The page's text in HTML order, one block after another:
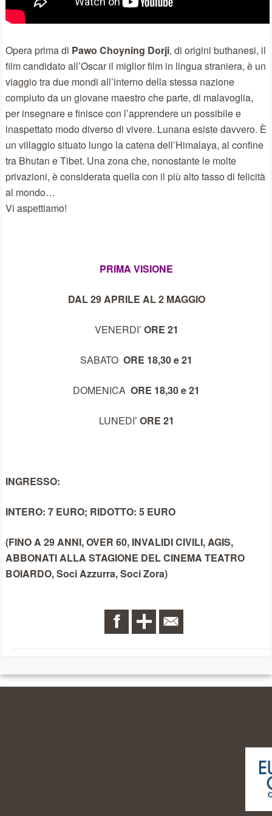
Opera prima di Pawo Choyning Dorji, di origini buthanesi, il
film candidato all’Oscar il miglior film in lingua straniera, è un
viaggio tra due mondi all’interno della stessa nazione
compiuto da un giovane maestro che parte, di malavoglia,
per insegnare e finisce con l’apprendere un possibile e
inaspettato modo diverso di vivere. Lunana esiste davvero. È
un villaggio situato lungo la catena dell’Himalaya, al confine
tra Bhutan e Tibet. Una zona che, nonostante le molte
privazioni, è considerata quella con il più alto tasso di felicità
al mondo…
Vi aspettiamo!
PRIMA VISIONE
DAL 29 APRILE AL 2 MAGGIO
VENERDI’ ORE 21
SABATOORE 18,30 e 21
DOMENICAORE 18,30 e 21
LUNEDI’ ORE 21
INGRESSO:
INTERO: 7 EURO; RIDOTTO: 5 EURO
(FINO A 29 ANNI, OVER 60, INVALIDI CIVILI, AGIS,
ABBONATI ALLA STAGIONE DEL CINEMA TEATRO
BOIARDO, Soci Azzurra, Soci Zora)